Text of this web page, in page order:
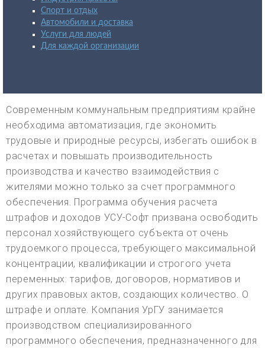
Спорт и отдых
Автомобили и доставка
Услуги для людей
Для каждой организации
Современным коммунальным предприятиям крайне
необходима автоматизация, где экономить
трудовые и природные ресурсы, избегать ошибок в
расчетах и повышать производительность
производства и качество взаимодействия с
жителями можно только за счет программного
обеспечения. Программа обучения расчета
штрафов и доходов УСУ-Софт призвана освободить
персонал хозяйствующего субъекта от очень
трудоемкого процесса, требующего максимальной
концентрации, квалификации и строгого учета
переменных: тарифов, договоров, нормативов и
других правовых актов, создающих количество. О
штрафе и оплате. Компания УрГУ занимается
производством специализированного
программного обеспечения, предназначенного для